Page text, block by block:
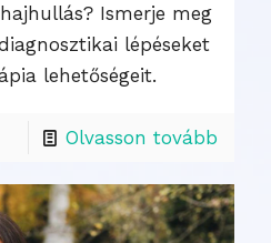
Ismerje meg
lépéseket
lehetőségeit.
Olvasson tovább